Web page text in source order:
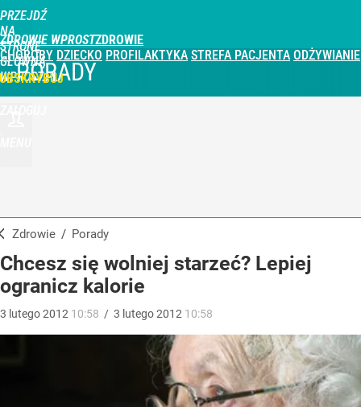
PRZEJDŹ
NA
STRONĘ
GŁÓWNĄ
WPROST.PL
ZDROWIE WPROST
CHOROBY DZIECKO PROFILAKTYKA STREFA PACJENTA ODŻYWIANIE
PORADY
Zdrowie / Porady
Chcesz się wolniej starzeć? Lepiej
ogranicz kalorie
3 lutego2012 10:58 / 3 lutego2012 10:58